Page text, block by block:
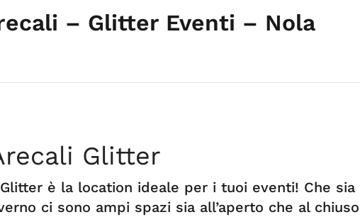
– Glitter Eventi – Nola
Glitter
è la location ideale per i tuoi eventi! Che sia
ci sono ampi spazi sia all’aperto che al chiuso